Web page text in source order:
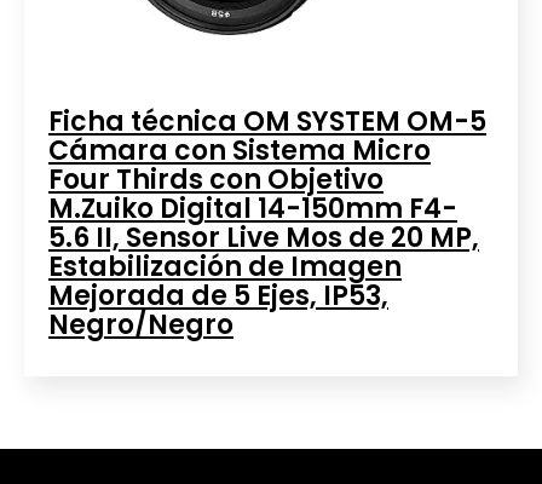
Ficha técnica OM SYSTEM OM-5
Cámara con Sistema Micro
Four Thirds con Objetivo
M.Zuiko Digital 14-150mm F4-
5.6 II, Sensor Live Mos de 20 MP,
Estabilización de Imagen
Mejorada de 5 Ejes, IP53,
Negro/Negro